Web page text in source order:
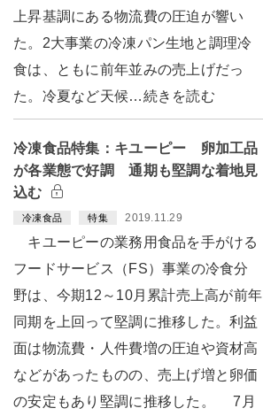
上昇基調にある物流費の圧迫が響い
た。2大事業の冷凍パン生地と調理冷
食は、ともに前年並みの売上げだっ
た。冷夏など天候…続きを読む
冷凍食品特集：キユーピー 卵加工品
が各業態で好調 通期も堅調な着地見
込む
冷凍食品 特集 2019.11.29
キユーピーの業務用食品を手がける
フードサービス（FS）事業の冷食分
野は、今期12～10月累計売上高が前年
同期を上回って堅調に推移した。利益
面は物流費・人件費増の圧迫や資材高
などがあったものの、売上げ増と卵価
の安定もあり堅調に推移した。 7月